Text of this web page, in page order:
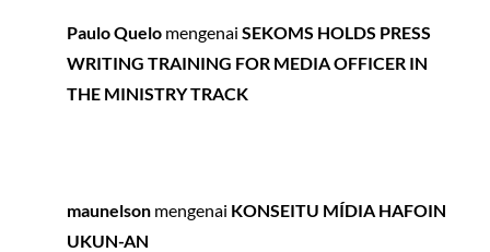
Paulo Quelo mengenaiSEKOMS HOLDS PRESS
WRITING TRAINING FOR MEDIA OFFICER IN
THE MINISTRY TRACK
maunelson mengenai KONSEITU MÍDIA HAFOIN
UKUN-AN